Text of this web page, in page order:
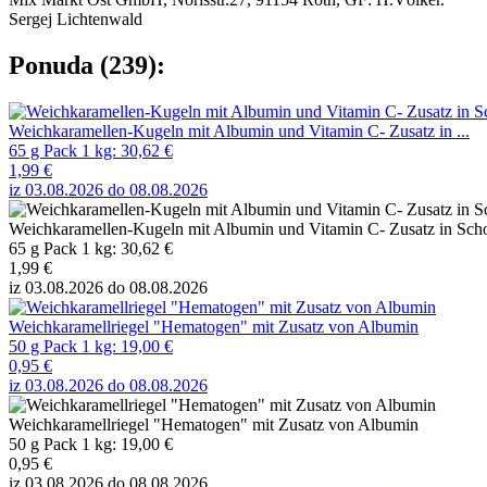
Sergej Lichtenwald
Ponuda (239):
Weichkaramellen-Kugeln mit Albumin und Vitamin C- Zusatz in ...
65 g Pack 1 kg: 30,62 €
1,99 €
iz 03.08.2026 do 08.08.2026
Weichkaramellen-Kugeln mit Albumin und Vitamin C- Zusatz in
65 g Pack 1 kg: 30,62 €
1,99 €
iz 03.08.2026 do 08.08.2026
Weichkaramellriegel "Hematogen" mit Zusatz von Albumin
50 g Pack 1 kg: 19,00 €
0,95 €
iz 03.08.2026 do 08.08.2026
Weichkaramellriegel "Hematogen" mit Zusatz von Albumin
50 g Pack 1 kg: 19,00 €
0,95 €
iz 03.08.2026 do 08.08.2026